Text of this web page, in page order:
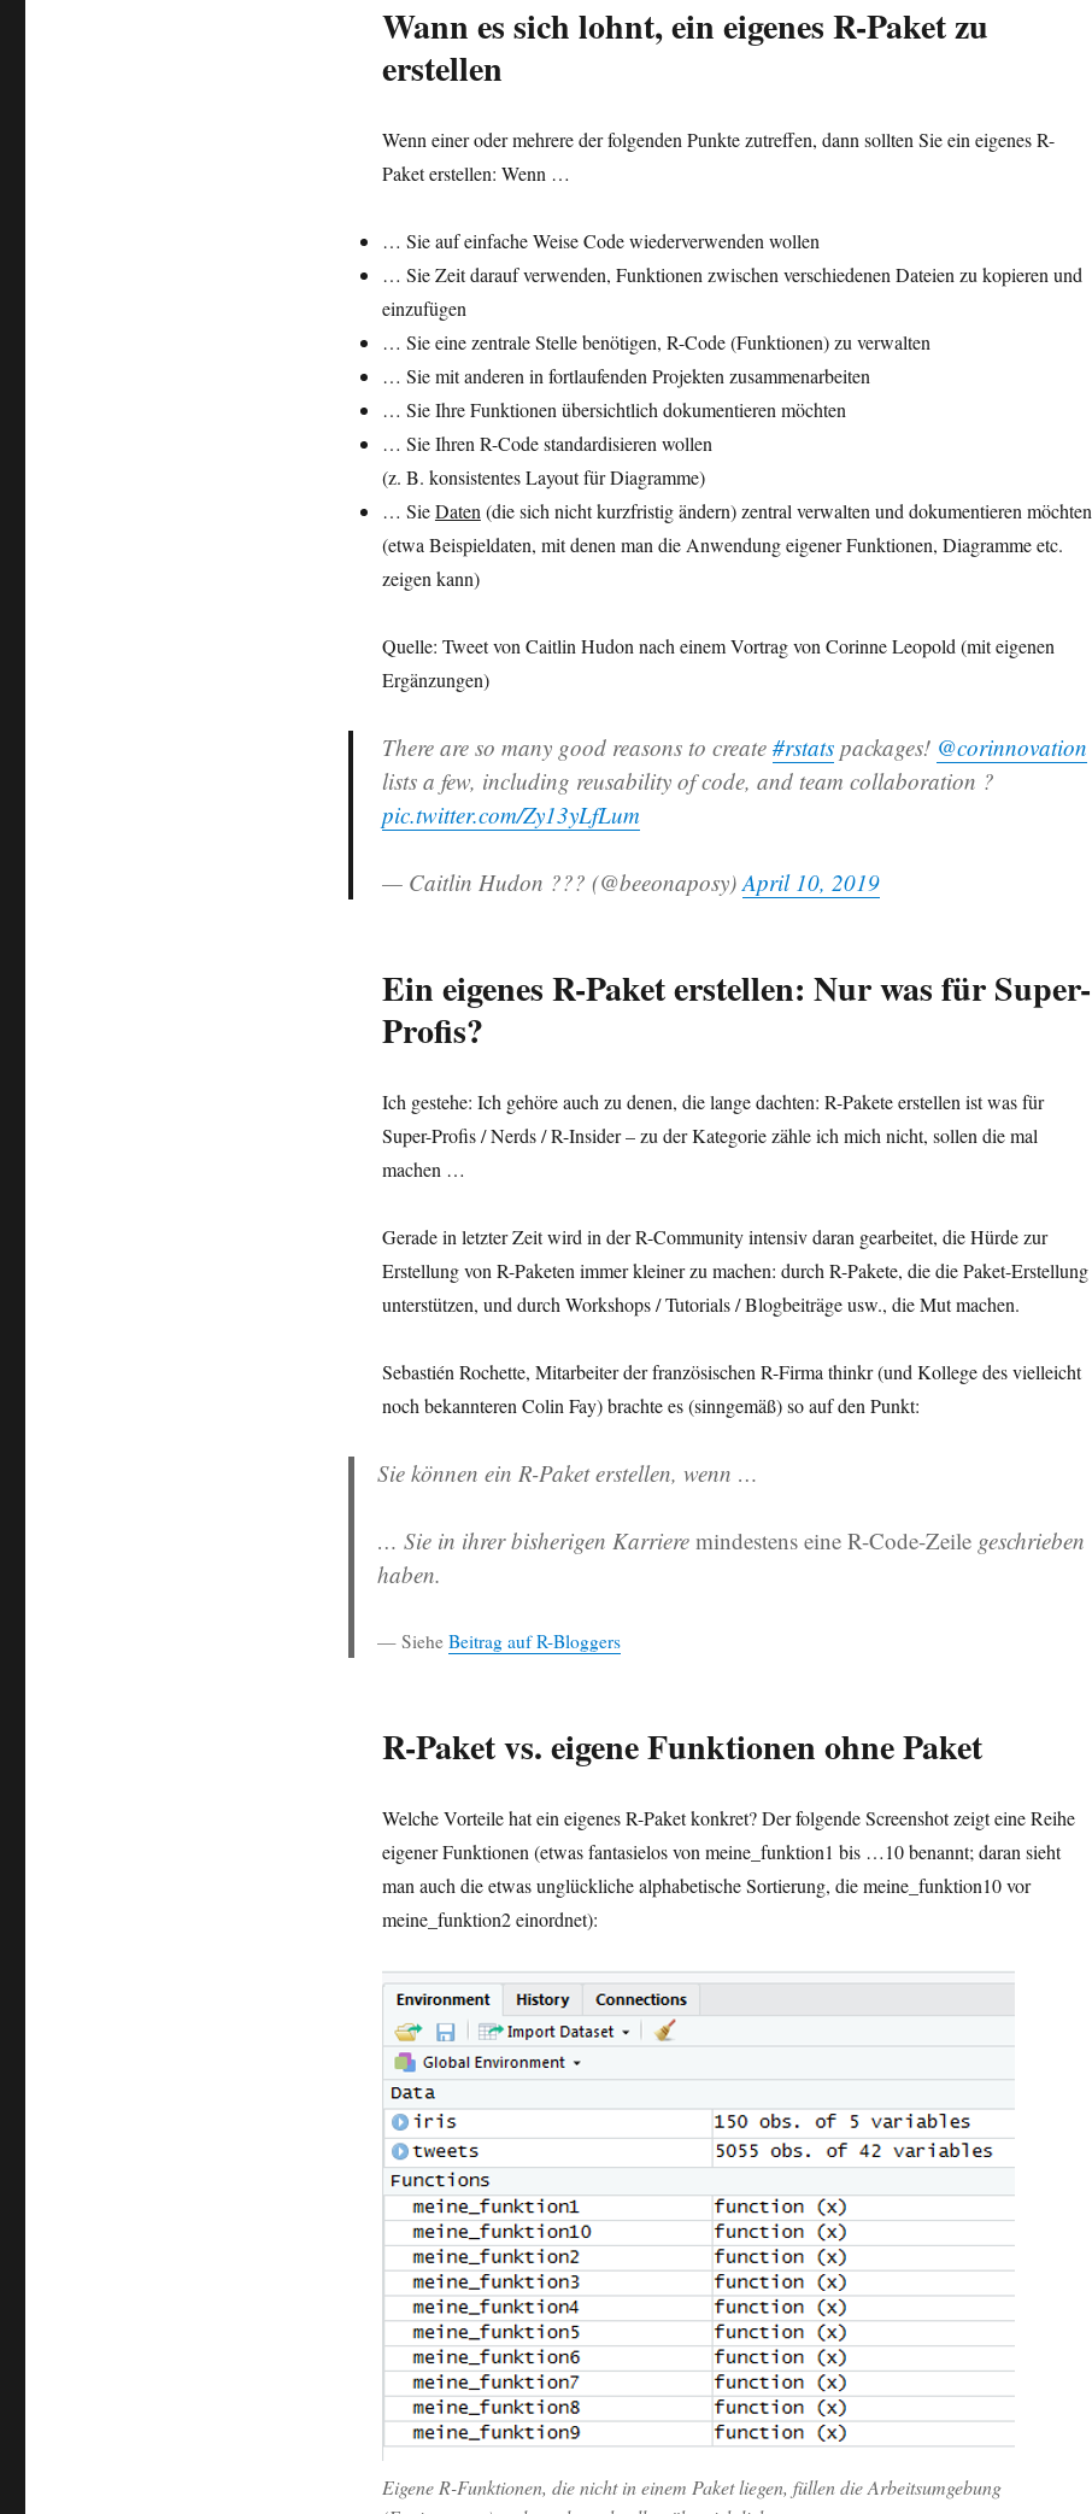
Wann es sich lohnt, ein eigenes R-Paket zu
erstellen
Wenn einer oder mehrere der folgenden Punkte zutreffen, dann sollten Sie ein eigenes R-
Paket erstellen: Wenn …
… Sie auf einfache Weise Code wiederverwenden wollen
… Sie Zeit darauf verwenden, Funktionen zwischen verschiedenen Dateien zu kopieren und
einzufügen
… Sie eine zentrale Stelle benötigen, R-Code (Funktionen) zu verwalten
… Sie mit anderen in fortlaufenden Projekten zusammenarbeiten
… Sie Ihre Funktionen übersichtlich dokumentieren möchten
… Sie Ihren R-Code standardisieren wollen
(z. B. konsistentes Layout für Diagramme)
… SieDaten (die sich nicht kurzfristig ändern) zentral verwalten und dokumentieren möchten
(etwa Beispieldaten, mit denen man die Anwendung eigener Funktionen, Diagramme etc.
zeigen kann)
Quelle: Tweet von Caitlin Hudon nach einem Vortrag von Corinne Leopold (mit eigenen
Ergänzungen)
There are so many good reasons to create #rstatspackages! @corinnovation
lists a few, including reusability of code, and team collaboration ?
pic.twitter.com/Zy13yLfLum
— Caitlin Hudon ??‍? (@beeonaposy)April 10, 2019
Ein eigenes R-Paket erstellen: Nur was für Super-
Profis?
Ich gestehe: Ich gehöre auch zu denen, die lange dachten: R-Pakete erstellen ist was für
Super-Profis / Nerds / R-Insider – zu der Kategorie zähle ich mich nicht, sollen die mal
machen …
Gerade in letzter Zeit wird in der R-Community intensiv daran gearbeitet, die Hürde zur
Erstellung von R-Paketen immer kleiner zu machen: durch R-Pakete, die die Paket-Erstellung
unterstützen, und durch Workshops / Tutorials / Blogbeiträge usw., die Mut machen.
Sebastién Rochette, Mitarbeiter der französischen R-Firma thinkr (und Kollege des vielleicht
noch bekannteren Colin Fay) brachte es (sinngemäß) so auf den Punkt:
Sie können ein R-Paket erstellen, wenn …
… Sie in ihrer bisherigen Karriere mindestens eine R-Code-Zeilegeschrieben
haben.
Siehe Beitrag auf R-Bloggers
R-Paket vs. eigene Funktionen ohne Paket
Welche Vorteile hat ein eigenes R-Paket konkret? Der folgende Screenshot zeigt eine Reihe
eigener Funktionen (etwas fantasielos von meine_funktion1 bis …10 benannt; daran sieht
man auch die etwas unglückliche alphabetische Sortierung, die meine_funktion10 vor
meine_funktion2 einordnet):
Eigene R-Funktionen, die nicht in einem Paket liegen, füllen die Arbeitsumgebung